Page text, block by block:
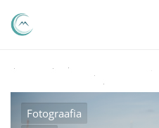
Fotograafia